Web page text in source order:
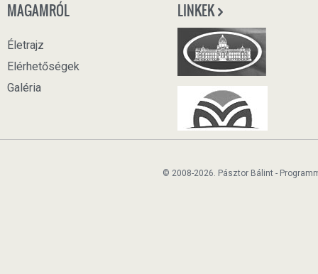
MAGAMRÓL
Életrajz
Elérhetőségek
Galéria
LINKEK
© 2008-2026. Pásztor Bálint -